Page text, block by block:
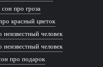
про гроза
красный цветок
человек
человек
про подарок